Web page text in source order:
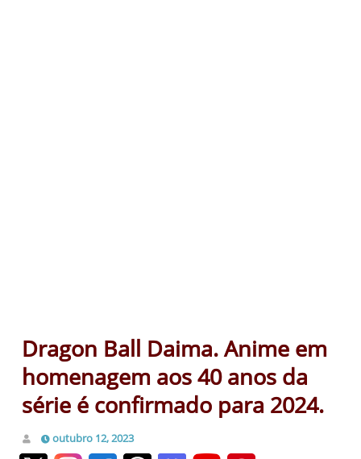
Dragon Ball Daima. Anime em
homenagem aos 40 anos da
série é confirmado para 2024.
outubro 12, 2023